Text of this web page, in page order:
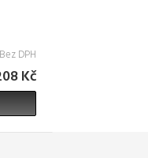
DPH
Kč